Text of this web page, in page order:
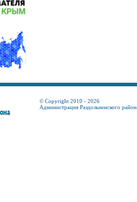
© Copyright 2010 - 2026
Администрация Раздольненского